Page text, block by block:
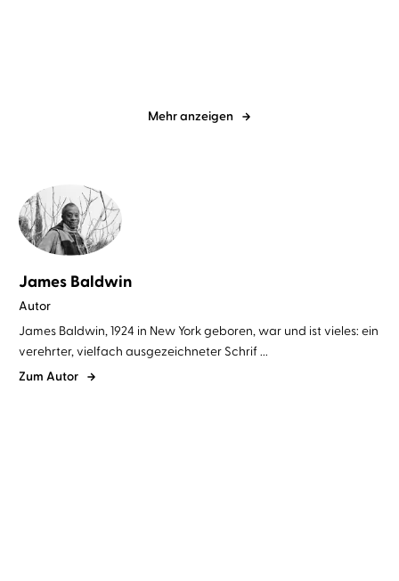
Mehr anzeigen
James Baldwin
Autor
James Baldwin, 1924 in New York geboren, war und ist vieles: ein
verehrter, vielfach ausgezeichneter Schrif ...
Zum Autor